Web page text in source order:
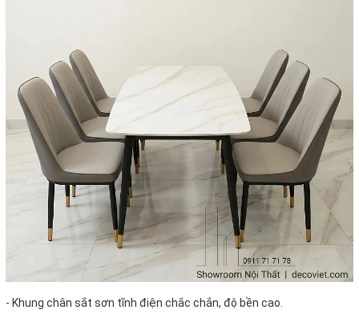
- Khung chân sắt sơn tĩnh điện chắc chắn, độ bền cao.